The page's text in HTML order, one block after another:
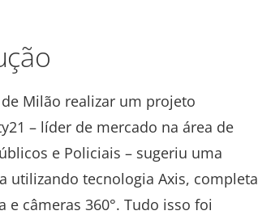
Milão realizar um projeto
– líder de mercado na área de
e Policiais – sugeriu uma
utilizando tecnologia Axis, completa
câmeras 360°. Tudo isso foi